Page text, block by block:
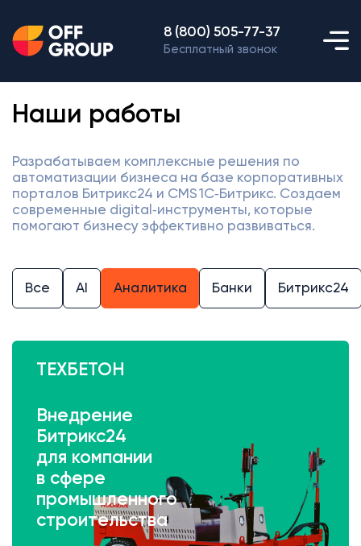
8 (800) 505-77-37
Бесплатный звонок
Наши работы
Разрабатываем комплексные решения по
автоматизации бизнеса на базе корпоративных
порталов Битрикс24 и CMS 1С‑Битрикс. Создаем
современные digital‑инструменты, которые
помогают бизнесу эффективно развиваться.
Все AI Аналитика Банки Битрикс24
ТЕХБЕТОН
Внедрение
Битрикс24
для компании
в сфере
промышленного
строительства